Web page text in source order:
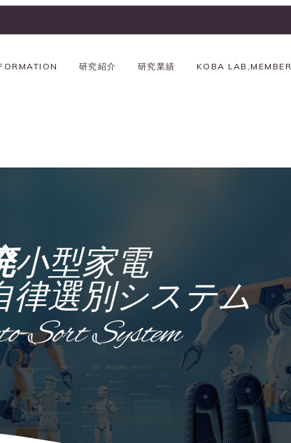
研究紹介 研究業績 KOBA LAB,MEMBER
小型家電
律選別システム
Sort System